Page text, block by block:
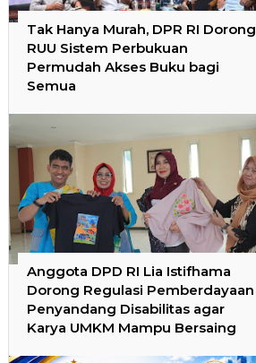
Tak Hanya Murah, DPR RI Dorong
RUU Sistem Perbukuan
Permudah Akses Buku bagi
Semua
Anggota DPD RI Lia Istifhama
Dorong Regulasi Pemberdayaan
Penyandang Disabilitas agar
Karya UMKM Mampu Bersaing